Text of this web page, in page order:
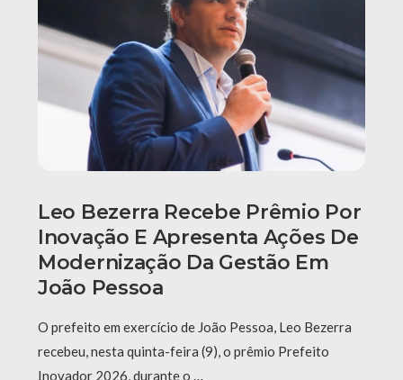
Leo Bezerra Recebe Prêmio Por
Inovação E Apresenta Ações De
Modernização Da Gestão Em
João Pessoa
O prefeito em exercício de João Pessoa, Leo Bezerra
recebeu, nesta quinta-feira (9), o prêmio Prefeito
Inovador 2026, durante o …